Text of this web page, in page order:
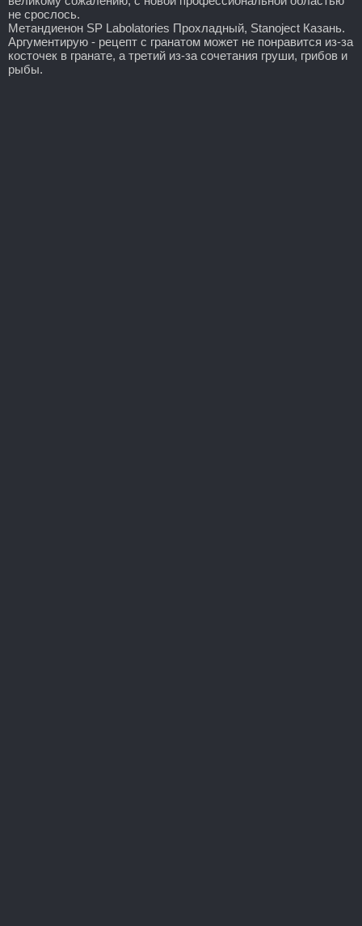
не срослось.
Метандиенон SP Labolatories Прохладный, Stanoject Казань.
Аргументирую - рецепт с гранатом может не понравится из-за
косточек в гранате, а третий из-за сочетания груши, грибов и
рыбы.